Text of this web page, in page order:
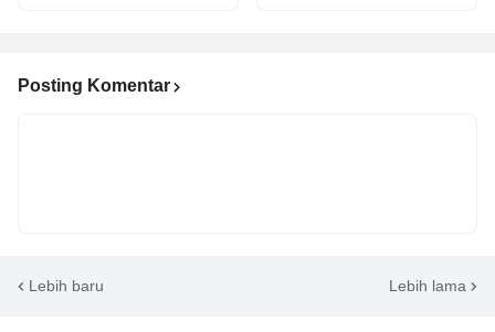
Posting Komentar
Lebih baru Lebih lama